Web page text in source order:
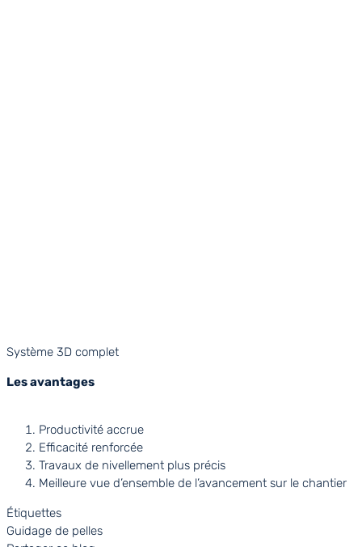
Système 3D complet
Les avantages
Productivité accrue
Efficacité renforcée
Travaux de nivellement plus précis
Meilleure vue d’ensemble de l’avancement sur le chantier
Étiquettes
Guidage de pelles